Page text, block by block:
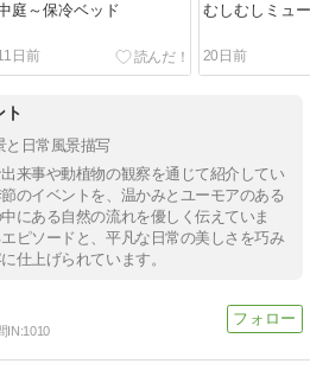
庭～保冷ベッド
日前
むしむしミュ
20日前
ト
と日常風景描写
来事や動植物の観察を通じて紹介してい
のイベントを、温かみとユーモアのある
にある自然の流れを優しく伝えていま
ピソードと、平凡な日常の美しさを巧み
仕上げられています。
IN:1010